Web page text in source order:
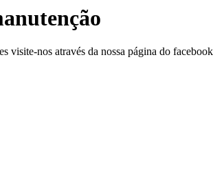
visite-nos através da nossa página do